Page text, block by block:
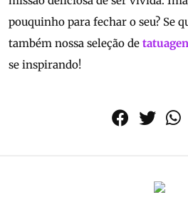
pouquinho para fechar o seu? Se
também nossa seleção de
se inspirando!